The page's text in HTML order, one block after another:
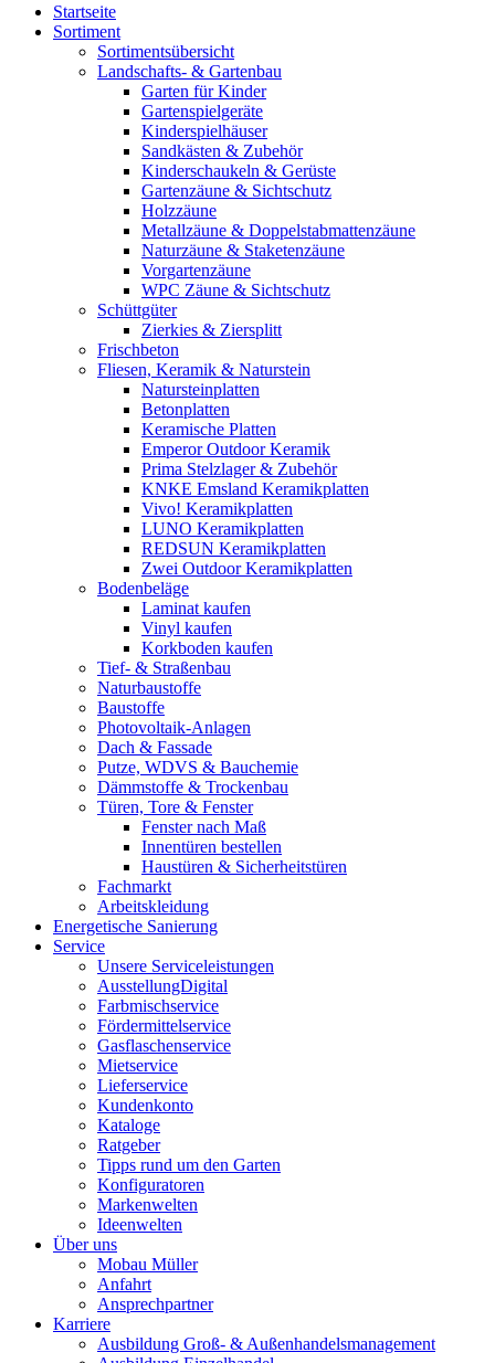
Startseite
Sortiment
Sortimentsübersicht
Landschafts- & Gartenbau
Garten für Kinder
Gartenspielgeräte
Kinderspielhäuser
Sandkästen & Zubehör
Kinderschaukeln & Gerüste
Gartenzäune & Sichtschutz
Holzzäune
Metallzäune & Doppelstabmattenzäune
Naturzäune & Staketenzäune
Vorgartenzäune
WPC Zäune & Sichtschutz
Schüttgüter
Zierkies & Ziersplitt
Frischbeton
Fliesen, Keramik & Naturstein
Natursteinplatten
Betonplatten
Keramische Platten
Emperor Outdoor Keramik
Prima Stelzlager & Zubehör
KNKE Emsland Keramikplatten
Vivo! Keramikplatten
LUNO Keramikplatten
REDSUN Keramikplatten
Zwei Outdoor Keramikplatten
Bodenbeläge
Laminat kaufen
Vinyl kaufen
Korkboden kaufen
Tief- & Straßenbau
Naturbaustoffe
Baustoffe
Photovoltaik-Anlagen
Dach & Fassade
Putze, WDVS & Bauchemie
Dämmstoffe & Trockenbau
Türen, Tore & Fenster
Fenster nach Maß
Innentüren bestellen
Haustüren & Sicherheitstüren
Fachmarkt
Arbeitskleidung
Energetische Sanierung
Service
Unsere Serviceleistungen
AusstellungDigital
Farbmischservice
Fördermittelservice
Gasflaschenservice
Mietservice
Lieferservice
Kundenkonto
Kataloge
Ratgeber
Tipps rund um den Garten
Konfiguratoren
Markenwelten
Ideenwelten
Über uns
Mobau Müller
Anfahrt
Ansprechpartner
Karriere
Ausbildung Groß- & Außenhandelsmanagement